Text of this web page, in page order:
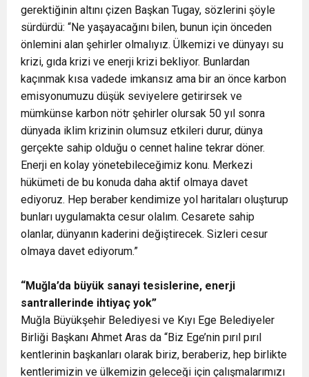
gerektiğinin altını çizen Başkan Tugay, sözlerini şöyle
sürdürdü: “Ne yaşayacağını bilen, bunun için önceden
önlemini alan şehirler olmalıyız. Ülkemizi ve dünyayı su
krizi, gıda krizi ve enerji krizi bekliyor. Bunlardan
kaçınmak kısa vadede imkansız ama bir an önce karbon
emisyonumuzu düşük seviyelere getirirsek ve
mümkünse karbon nötr şehirler olursak 50 yıl sonra
dünyada iklim krizinin olumsuz etkileri durur, dünya
gerçekte sahip olduğu o cennet haline tekrar döner.
Enerji en kolay yönetebileceğimiz konu. Merkezi
hükümeti de bu konuda daha aktif olmaya davet
ediyoruz. Hep beraber kendimize yol haritaları oluşturup
bunları uygulamakta cesur olalım. Cesarete sahip
olanlar, dünyanın kaderini değiştirecek. Sizleri cesur
olmaya davet ediyorum.”
“Muğla’da büyük sanayi tesislerine, enerji
santrallerinde ihtiyaç yok”
Muğla Büyükşehir Belediyesi ve Kıyı Ege Belediyeler
Birliği Başkanı Ahmet Aras da “Biz Ege’nin pırıl pırıl
kentlerinin başkanları olarak biriz, beraberiz, hep birlikte
kentlerimizin ve ülkemizin geleceği için çalışmalarımızı